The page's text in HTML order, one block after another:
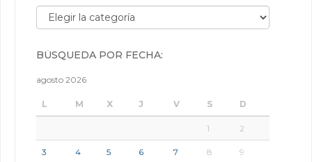
Búsqueda por categorías:
BÚSQUEDA POR FECHA:
agosto 2026
L M X J V S D
1 2
3 4 5 6 7 8 9